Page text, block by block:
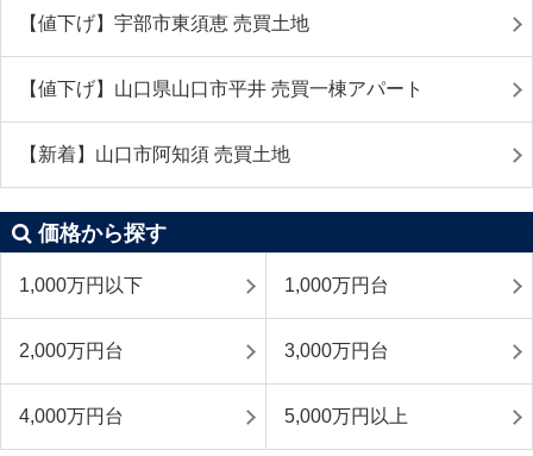
【値下げ】宇部市東須恵 売買土地
【値下げ】山口県山口市平井 売買一棟アパート
【新着】山口市阿知須 売買土地
価格から探す
1,000万円以下 1,000万円台
2,000万円台 3,000万円台
4,000万円台 5,000万円以上